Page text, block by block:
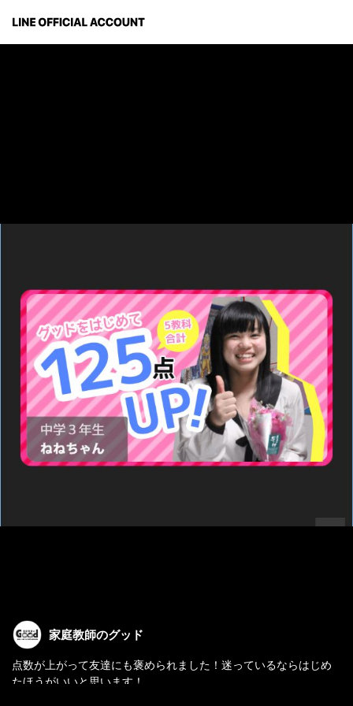
家庭教師のグッド
点数が上がって友達にも褒められました！迷っているならはじめ
たほうがいいと思います！